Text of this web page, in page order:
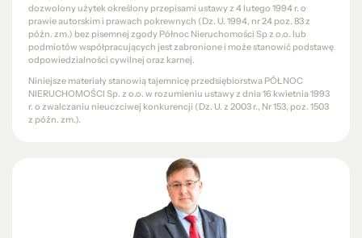
dozwolony użytek określony przepisami ustawy z 4 lutego 1994 r. o
prawie autorskim i prawach pokrewnych (Dz. U. 1994, nr 24 poz. 83 z
późn. zm.) bez pisemnej zgody Północ Nieruchomości Sp z o.o. lub
podmiotów współpracujących jest zabronione i może stanowić podstawę
odpowiedzialności cywilnej oraz karnej.
Niniejsze materiały stanowią tajemnicę przedsiębiorstwa PÓŁNOC
NIERUCHOMOŚCI Sp. z o.o. w rozumieniu ustawy z dnia 16 kwietnia 1993
r. o zwalczaniu nieuczciwej konkurencji (Dz. U. z 2003 r., Nr 153, poz. 1503
z późn. zm.).